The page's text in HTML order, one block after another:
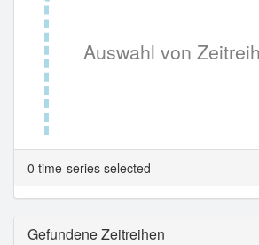
Auswahl von
0 time-series selected
Gefundene Zeitreihen